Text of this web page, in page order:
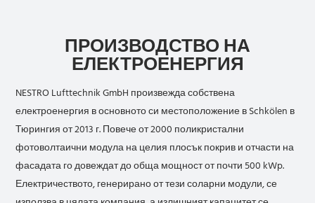
ПРОИЗВОДСТВО НА
ЕЛЕКТРОЕНЕРГИЯ
NESTRO Lufttechnik GmbH произвежда собствена
електроенергия в основното си местоположение в Schkölen в
Тюрингия от 2013 г. Повече от 2000 поликристални
фотоволтаични модула на целия плосък покрив и отчасти на
фасадата го довеждат до обща мощност от почти 500 kWp.
Електричеството, генерирано от тези соларни модули, се